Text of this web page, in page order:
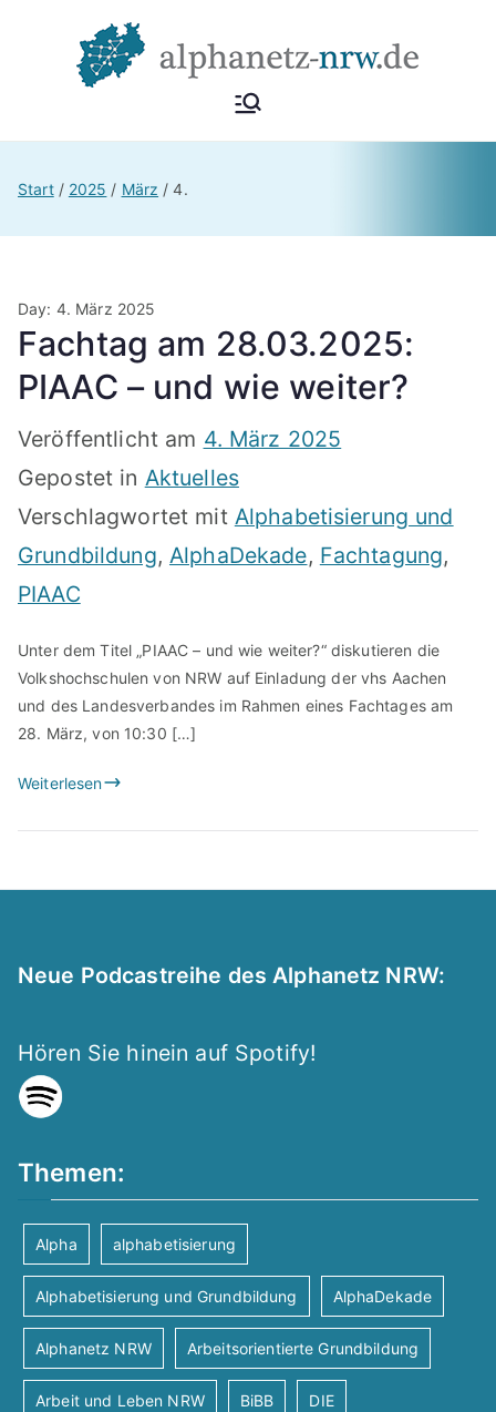
Alphan
Start 2025 März 4.
Day: 4. März 2025
Fachtag am 28.03.2025:
PIAAC – und wie weiter?
Veröffentlicht am 4. März 2025
Gepostet in Aktuelles
Verschlagwortet mit Alphabetisierung und
Grundbildung, AlphaDekade, Fachtagung,
PIAAC
Unter dem Titel „PIAAC – und wie weiter?“ diskutieren die
Volkshochschulen von NRW auf Einladung der vhs Aachen
und des Landesverbandes im Rahmen eines Fachtages am
28. März, von 10:30 […]
Weiterlesen
Neue Podcastreihe des Alphanetz NRW:
Hören Sie hinein auf Spotify!
Themen:
Alpha alphabetisierung
Alphabetisierung und Grundbildung AlphaDekade
Alphanetz NRW Arbeitsorientierte Grundbildung
Arbeit und Leben NRW BiBB DIE